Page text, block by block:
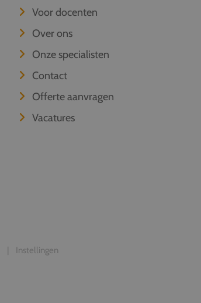
Voor docenten
Over ons
Onze specialisten
Contact
Offerte aanvragen
Vacatures
Instellingen